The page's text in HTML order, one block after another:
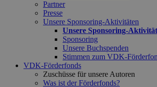
Partner
Presse
Unsere Sponsoring-Aktivitäten
Unsere Sponsoring-
Sponsoring
Unsere Buchspenden
Stimmen zum VDK-
VDK-Förderfonds
Zuschüsse für unsere Autoren
Was ist der Förderfonds?